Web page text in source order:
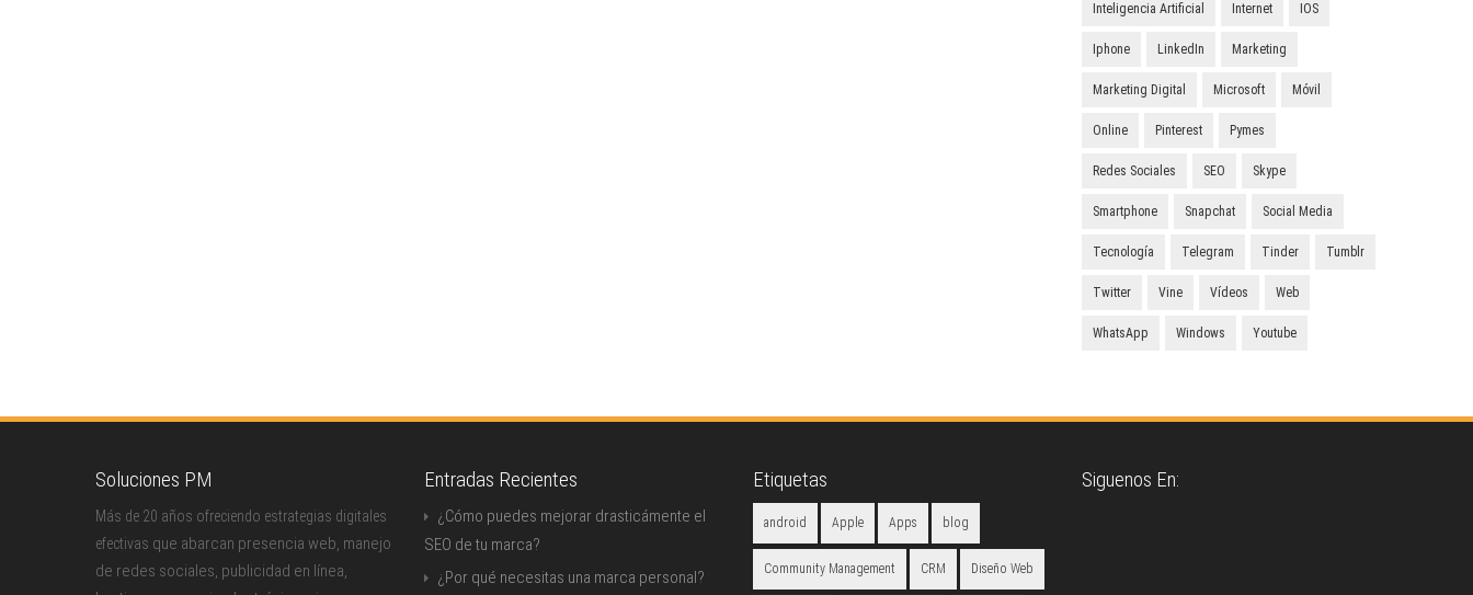
Inteligencia Artificial Internet IOS
Iphone LinkedIn Marketing
Marketing Digital Microsoft Móvil
Online Pinterest Pymes
Redes Sociales SEO Skype
Smartphone Snapchat Social Media
Tecnología Telegram Tinder Tumblr
Twitter Vine Vídeos Web
WhatsApp Windows Youtube
Soluciones PM
Más de 20 años ofreciendo estrategias digitales
efectivas que abarcan presencia web, manejo
de redes sociales, publicidad en línea,
Entradas Recientes
¿Cómo puedes mejorar drasticámente el
SEO de tu marca?
¿Por qué necesitas una marca personal?
Etiquetas
android Apple Apps blog
Community Management CRM Diseño Web
Siguenos En: